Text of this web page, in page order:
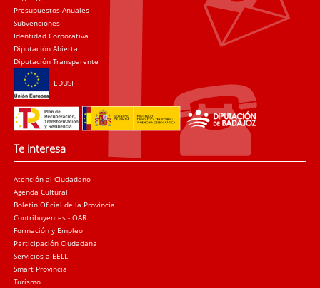
Presupuestos Anuales
Subvenciones
Identidad Corporativa
Diputación Abierta
Diputación Transparente
EDUSI
Te interesa
Atención al Ciudadano
Agenda Cultural
Boletín Oficial de la Provincia
Contribuyentes - OAR
Formación y Empleo
Participación Ciudadana
Servicios a EELL
Smart Provincia
Turismo